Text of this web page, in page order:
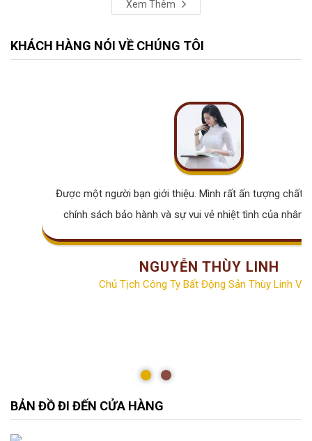
Xem Thêm
KHÁCH HÀNG NÓI VỀ CHÚNG TÔI
Được một người bạn giới thiệu. Mình rất ấn tượng chất
chính sách bảo hành và sự vui vẻ nhiệt tình của nhân
NGUYỄN THÙY LINH
Chủ Tịch Công Ty Bất Động Sản Thùy Linh
BẢN ĐỒ ĐI ĐẾN CỬA HÀNG